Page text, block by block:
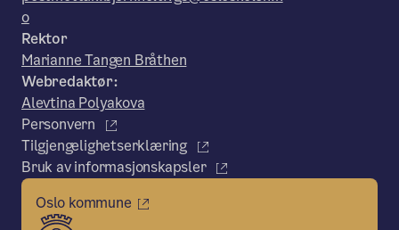
o
Rektor
Marianne Tangen Bråthen
Webredaktør:
Alevtina Polyakova
Personvern
Tilgjengelighetserklæring
Bruk av informasjonskapsler
Oslo kommune